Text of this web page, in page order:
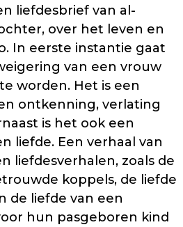
liefdesbrief van al-
over het leven en
In eerste instantie gaat
van een vrouw
worden. Het is een
ontkenning, verlating
is het ook een
liefde. Een verhaal van
liefdesverhalen, zoals de
koppels, de liefde
de liefde van een
hun pasgeboren kind